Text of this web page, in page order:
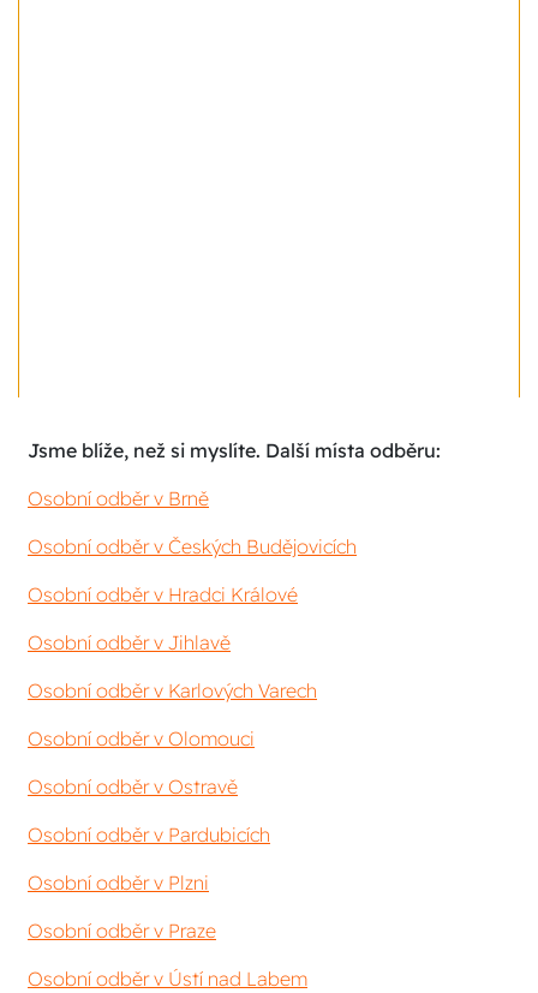
Jsme blíže, než si myslíte. Další místa odběru:
Osobní odběr v Brně
Osobní odběr v Českých Budějovicích
Osobní odběr v Hradci Králové
Osobní odběr v Jihlavě
Osobní odběr v Karlových Varech
Osobní odběr v Olomouci
Osobní odběr v Ostravě
Osobní odběr v Pardubicích
Osobní odběr v Plzni
Osobní odběr v Praze
Osobní odběr v Ústí nad Labem